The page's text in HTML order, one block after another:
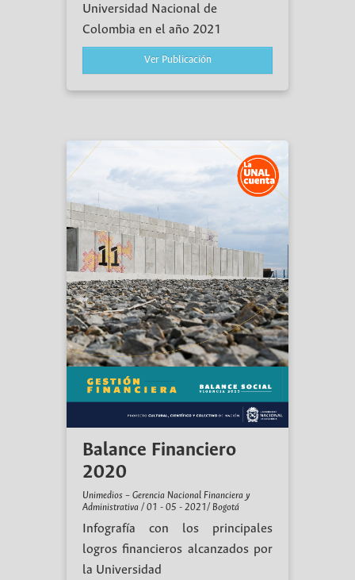
Universidad Nacional de
Colombia en el año 2021
Ver Publicación
Balance Financiero
2020
Unimedios – Gerencia Nacional Financiera y
Administrativa / 01 - 05 - 2021/ Bogotá
Infografía con los principales
logros financieros alcanzados por
la Universidad